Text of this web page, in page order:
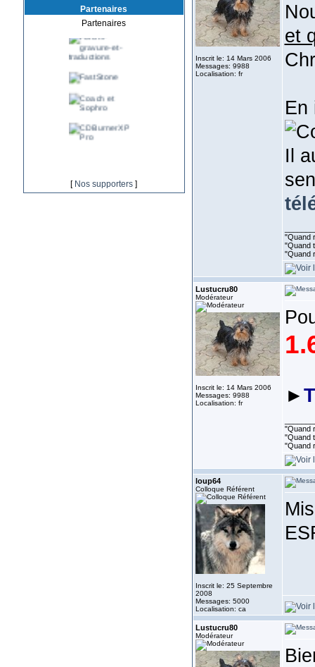
Partenaires
Partenaires
[ Nos supporters ]
Inscrit le: 14 Mars 2006
Messages: 9988
Localisation: fr
et
En
Il
"Quand
"Quand
"Quand
Lustucru80
Modérateur
Inscrit le: 14 Mars 2006
Messages: 9988
Localisation: fr
►
"Quand
"Quand
"Quand
loup64
Colloque Référent
Inscrit le: 25 Septembre
2008
Messages: 5000
Localisation: ca
Lustucru80
Modérateur